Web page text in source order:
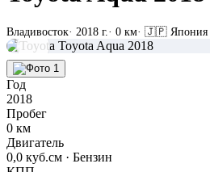
Владивосток· 2018 г. · 0 км· 🇯🇵 Япония
Год
2018
Пробег
0 км
Двигатель
0,0 куб.см · Бензин